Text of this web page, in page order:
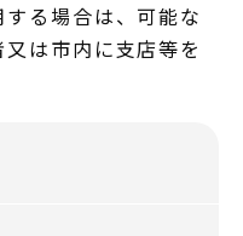
る場合は、可能な
は市内に支店等を